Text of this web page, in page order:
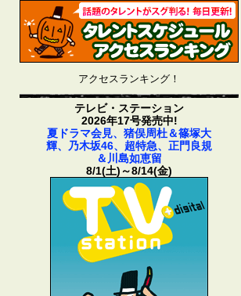
アクセスランキング！
テレビ・ステーション
2026年17号発売中!
夏ドラマ会見、猪俣周杜＆篠塚大
輝、乃木坂46、超特急、正門良規
＆川島如恵留
8/1(土)～8/14(金)